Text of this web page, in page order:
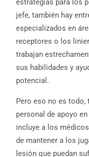
estrategias para los
jefe, también hay
especializados en
receptores o los
trabajan
sus habilidades y
potencial.
Pero eso no es todo,
personal de apoyo
incluye a los
de mantener a los
lesión que puedan